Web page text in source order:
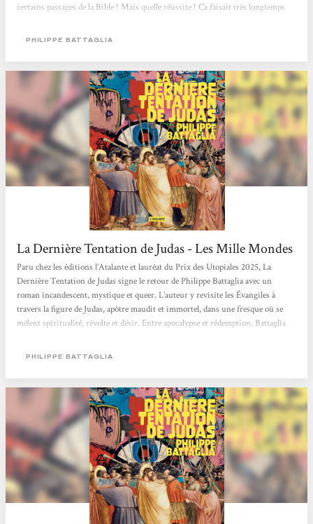
certains passages de la Bible ! Mais quelle réussite ! Ça faisait très longtemps
connaître la fin ... Tous les apôtres sont de la partie et une mention spéciale
PHILIPPE BATTAGLIA
La Dernière Tentation de Judas - Les Mille Mondes
Paru chez les éditions l’Atalante et lauréat du Prix des Utopiales 2025, La
Dernière Tentation de Judas signe le retour de Philippe Battaglia avec un
roman incandescent, mystique et queer. L’auteur y revisite les Évangiles à
travers la figure de Judas, apôtre maudit et immortel, dans une fresque où se
mêlent spiritualité, révolte et désir. Entre apocalypse et rédemption, Battaglia
Rome crépusculaire et contemporaine, Judas erre parmi les sans-abri. Maudit
PHILIPPE BATTAGLIA